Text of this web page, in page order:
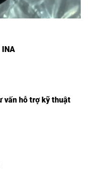
INA
vấn hỗ trợ kỹ thuật